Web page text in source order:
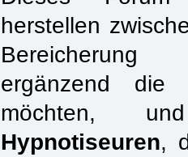
herstellen
ergänzend die
möchten,
Hypnotiseuren,